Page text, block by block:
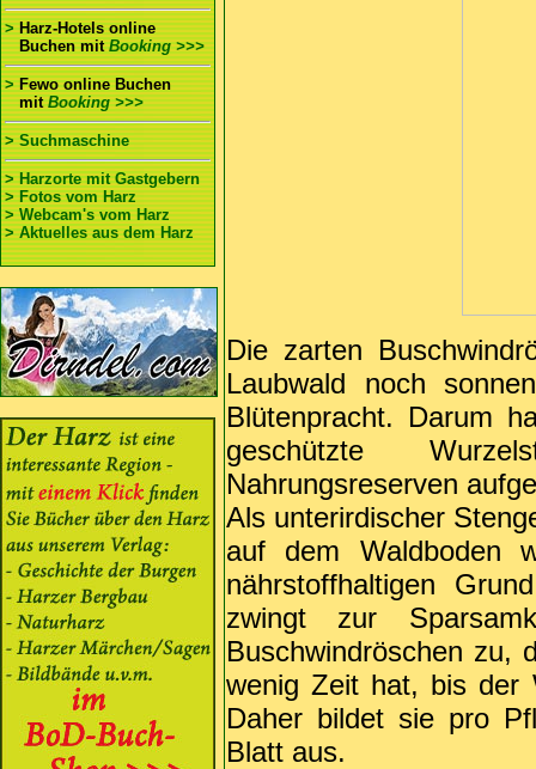
>Harz-Hotels online
Buchen mit Booking >>>
>Fewo online Buchen
mitBooking >>>
> Suchmaschine
> Harzorte mit Gastgebern
> Fotos vom Harz
> Webcam's vom Harz
> Aktuelles aus dem Harz
Die zarten
Laubwald noch
Blütenpracht. Darum
geschützte
Nahrungsreserven
Als unterirdischer
auf dem Waldboden
nährstoffhaltigen
zwingt zur
Buschwindröschen zu,
wenig Zeit hat, bis der
Daher bildet sie pro
Blatt aus.